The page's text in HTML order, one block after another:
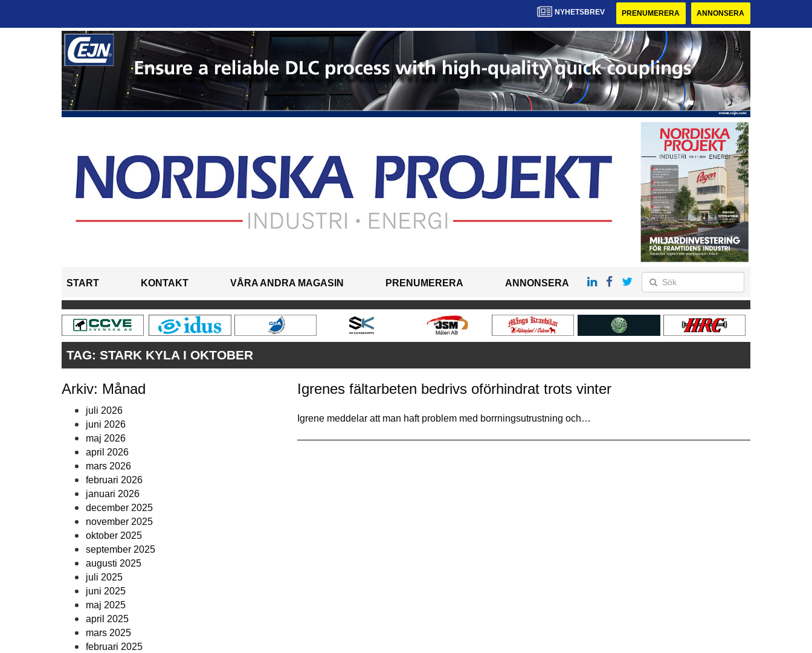
NYHETSBREV PRENUMERERA ANNONSERA
START KONTAKT VÅRA ANDRA MAGASIN PRENUMERERA ANNONSERA
TAG: STARK KYLA I OKTOBER
Arkiv: Månad
juli 2026
juni 2026
maj 2026
april 2026
mars 2026
februari 2026
januari 2026
december 2025
november 2025
oktober 2025
september 2025
augusti 2025
juli 2025
juni 2025
maj 2025
april 2025
mars 2025
februari 2025
Igrenes fältarbeten bedrivs oförhindrat trots vinter
Igrene meddelar att man haft problem med borrningsutrustning och…